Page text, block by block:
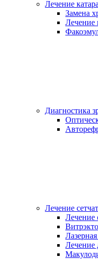
Лечение
Замена
Лечение
Диагностика
Лечение
Лечение
Лазерная
Лечение